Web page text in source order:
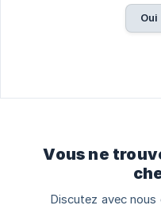
Oui
Vous ne
Discutez avec nous